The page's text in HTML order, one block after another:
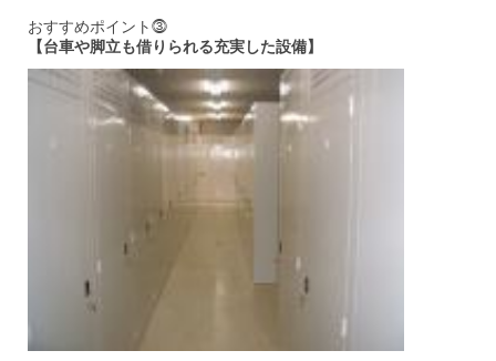
おすすめポイント⓷
【台車や脚立も借りられる充実した設備】